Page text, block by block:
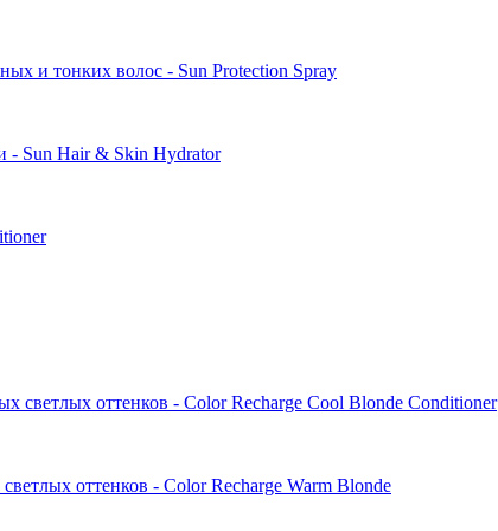
и тонких волос - Sun Protection Spray
- Sun Hair & Skin Hydrator
светлых оттенков - Color Recharge Cool Blonde Conditioner
оттенков - Color Recharge Warm Blonde